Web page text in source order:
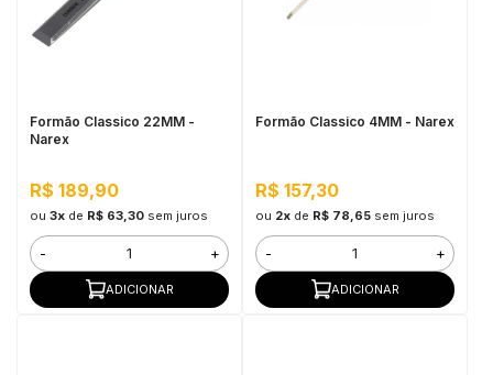
Formão Classico 22MM -
Narex
R$ 189,90
ou 3xde R$ 63,30 sem juros
- +
ADICIONAR
Formão Classico 4MM - Narex
R$ 157,30
ou 2xde R$ 78,65 sem juros
- +
ADICIONAR